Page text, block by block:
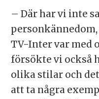
– Där har vi inte
TV-Inter var med
försökte vi också
olika stilar och
att ta några